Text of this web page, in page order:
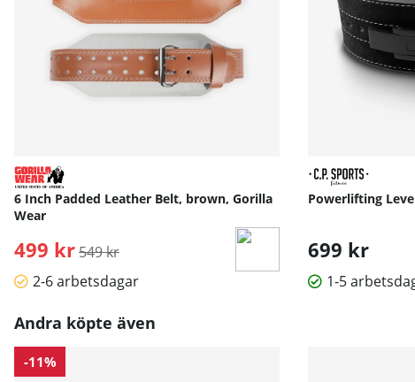
6 Inch Padded Leather Belt, brown, Gorilla
Wear
499 kr Ordinarie pris:
549 kr
2-6 arbetsdagar
Powerlifting
699 kr
1-5
Andra köpte även
-11%